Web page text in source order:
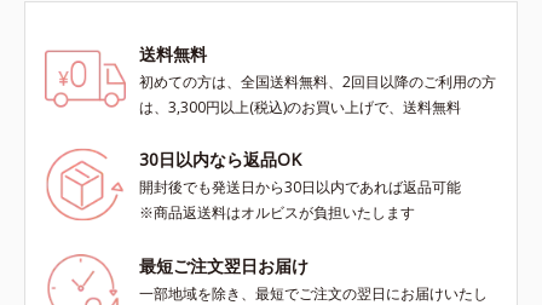
送料無料
初めての方は、全国送料無料、2回目以降のご利用の方
は、3,300円以上(税込)のお買い上げで、送料無料
30日以内なら返品OK
開封後でも発送日から30日以内であれば返品可能
※商品返送料はオルビスが負担いたします
最短ご注文翌日お届け
一部地域を除き、最短でご注文の翌日にお届けいたし